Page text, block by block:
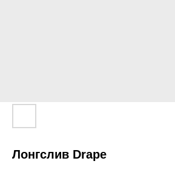
Лонгслив Drape